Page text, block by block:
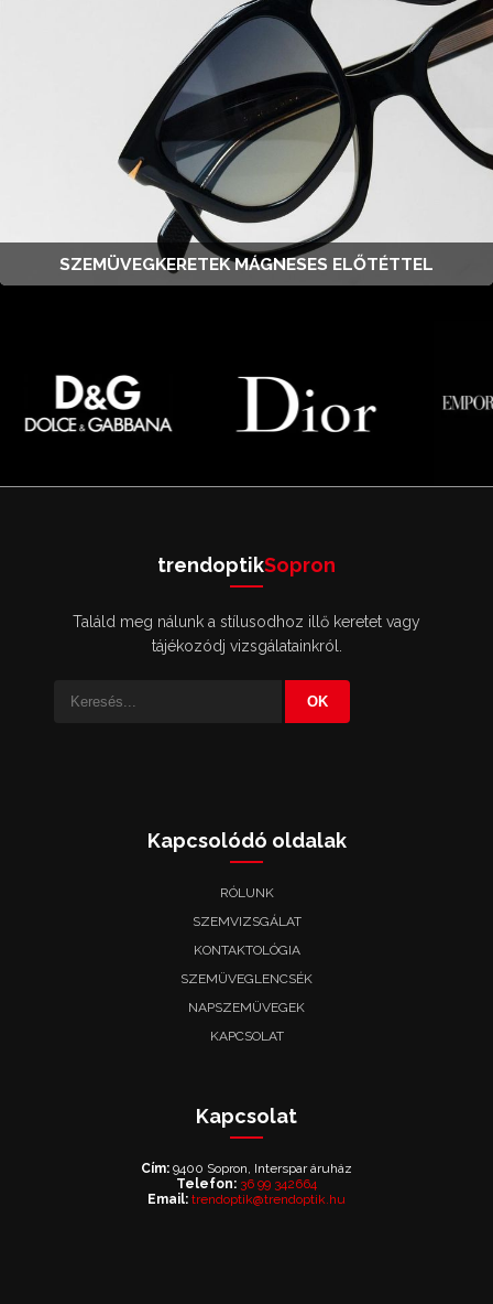
SZEMÜVEGKERETEK MÁGNESES ELŐTÉTTEL
trendoptikSopron
Találd meg nálunk a stílusodhoz illő keretet vagy
tájékozódj vizsgálatainkról.
OK
Kapcsolódó oldalak
RÓLUNK
SZEMVIZSGÁLAT
KONTAKTOLÓGIA
SZEMÜVEGLENCSÉK
NAPSZEMÜVEGEK
KAPCSOLAT
Kapcsolat
Cím: 9400 Sopron, Interspar áruház
Telefon: 36 99 342664
Email: trendoptik@trendoptik.hu